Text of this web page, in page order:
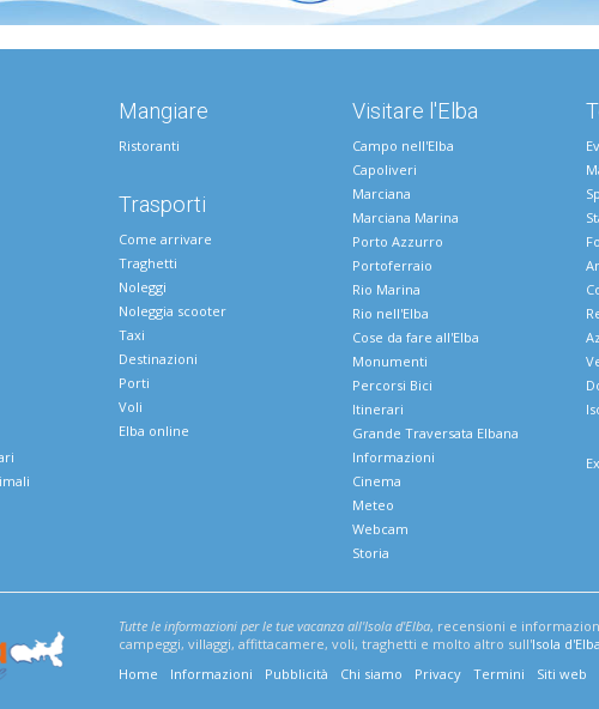
Mangiare
Ristoranti
Trasporti
Come arrivare
Traghetti
Noleggi
Noleggia scooter
Taxi
Destinazioni
Porti
Voli
Elba online
Visitare l'Elba
Campo nell'Elba
Capoliveri
Marciana
Marciana Marina
Porto Azzurro
Portoferraio
Rio Marina
Rio nell'Elba
Cose da fare all'Elba
Monumenti
Percorsi Bici
Itinerari
Grande Traversata Elbana
Informazioni
Cinema
Meteo
Webcam
Storia
Tutte le informazioni per le tue vacanza all'Isola d'Elba, recensioni e
campeggi, villaggi, affittacamere, voli, traghetti e molto altro sull'Isola d'Elba
Home
Informazioni Pubblicità Chi siamo Privacy Termini Siti web